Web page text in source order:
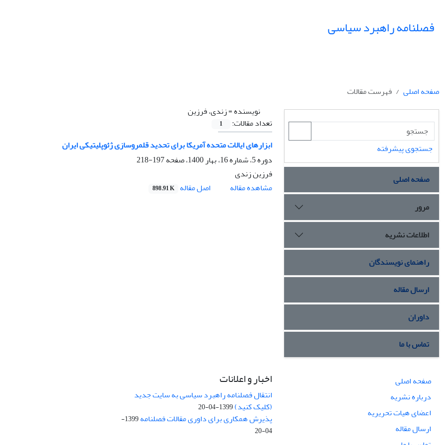
فصلنامه راهبرد سیاسی
صفحه اصلی
فهرست مقالات
نویسنده =زندی، فرزین
تعداد مقالات:
1
ابزارهای ایالات متحده آمریکا برای تحدید قلمروسازی ژئوپلیتیکی ایران
دوره 5، شماره 16، بهار 1400، صفحه
197-218
فرزین زندی
مشاهده مقاله
اصل مقاله 898.91 K
جستجوی پیشرفته
صفحه اصلی
مرور
اطلاعات نشریه
راهنمای نویسندگان
ارسال مقاله
داوران
تماس با ما
صفحه اصلی
درباره نشریه
اعضای هیات تحریریه
ارسال مقاله
اخبار و اعلانات
انتقال فصلنامه راهبرد سیاسی به سایت جدید
(کلیک کنید)1399-04-20
پذیرش همکاری برای داوری مقالات فصلنامه
1399-
04-20